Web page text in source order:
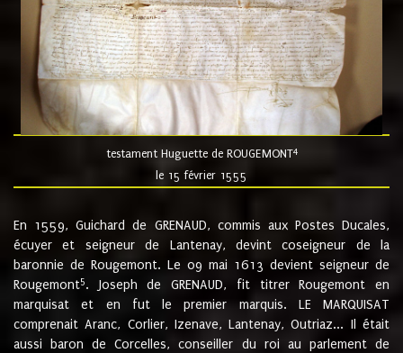
testament Huguette de ROUGEMONT4
le 15 février 1555
En 1559, Guichard de GRENAUD, commis aux Postes Ducales,
écuyer et seigneur de Lantenay, devint coseigneur de la
baronnie de Rougemont. Le 09 mai 1613 devient seigneur de
Rougemont5. Joseph de GRENAUD, fit titrer Rougemont en
marquisat et en fut le premier marquis. LE MARQUISAT
comprenait Aranc, Corlier, Izenave, Lantenay, Outriaz... Il était
aussi baron de Corcelles, conseiller du roi au parlement de